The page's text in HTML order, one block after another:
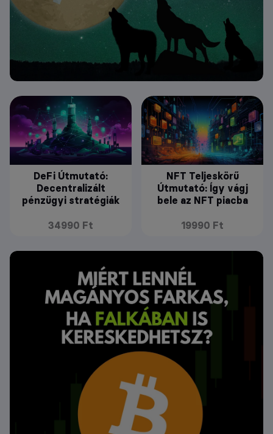
DeFi Útmutató:
Decentralizált
pénzügyi stratégiák
34990 Ft
NFT Teljeskörű
Útmutató: Így vágj
bele az NFT piacba
19990 Ft